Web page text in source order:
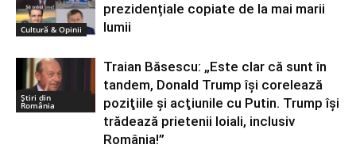
Cultură & Opinii
prezidențiale copiate de la mai marii
lumii
Știri din
România
Traian Băsescu: „Este clar că sunt în
tandem, Donald Trump îşi corelează
poziţiile şi acţiunile cu Putin. Trump își
trădează prietenii loiali, inclusiv
România!”